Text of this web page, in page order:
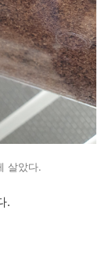
살았다.
.